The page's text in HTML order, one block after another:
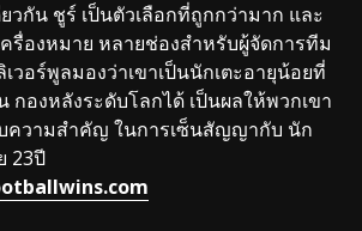
วกัน ชูร์ เป็นตัวเลือกที่ถูกกว่ามาก และ
รื่องหมาย หลายช่องสำหรับผู้จัดการทีม
วอร์พูลมองว่าเขาเป็นนักเตะอายุน้อยที่
กองหลังระดับโลกได้ เป็นผลให้พวกเขา
ความสำคัญ ในการเซ็นสัญญากับ นัก
23ปี